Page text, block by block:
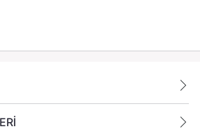
elde yıkamanızı öneririz. Bu